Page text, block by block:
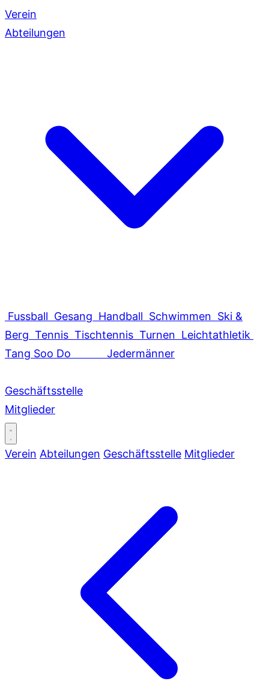
Verein
Abteilungen
Fussball Gesang Handball Schwimmen Ski &
Berg Tennis Tischtennis Turnen Leichtathletik
Tang Soo Do
Jedermänner
Geschäftsstelle
Mitglieder
Verein Abteilungen Geschäftsstelle Mitglieder